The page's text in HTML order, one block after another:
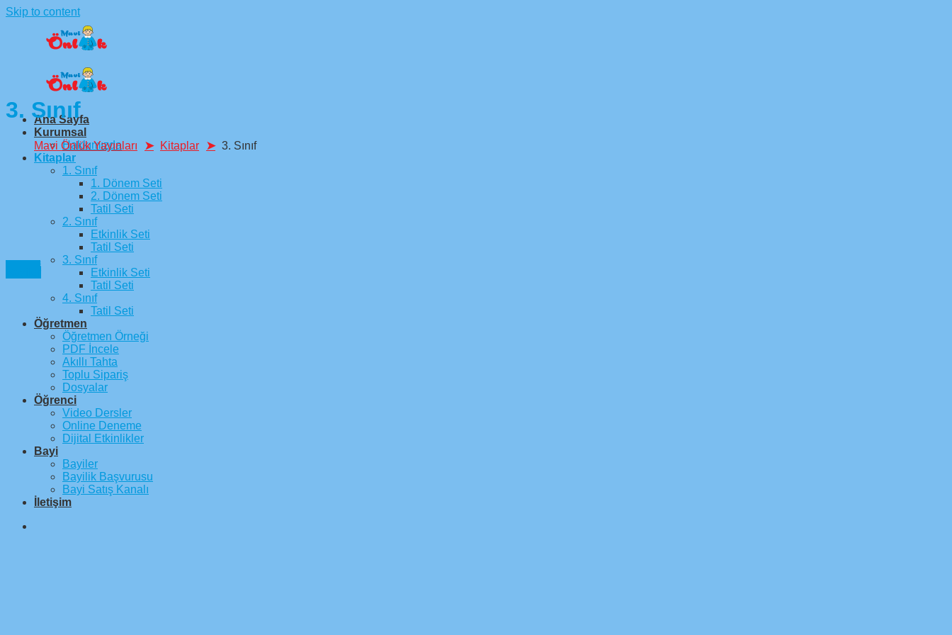
Skip to content
Ana Sayfa
Kurumsal
Hakkımızda
Kitaplar
1. Sınıf
1. Dönem Seti
2. Dönem Seti
Tatil Seti
2. Sınıf
Etkinlik Seti
Tatil Seti
3. Sınıf
Etkinlik Seti
Tatil Seti
4. Sınıf
Tatil Seti
Öğretmen
Öğretmen Örneği
PDF İncele
Akıllı Tahta
Toplu Sipariş
Dosyalar
Öğrenci
Video Dersler
Online Deneme
Dijital Etkinlikler
Bayi
Bayiler
Bayilik Başvurusu
Bayi Satış Kanalı
İletişim
3. Sınıf
Mavi Önlük Yayınları Kitaplar 3. Sınıf